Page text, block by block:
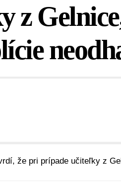
z
že pri prípade učiteľky z